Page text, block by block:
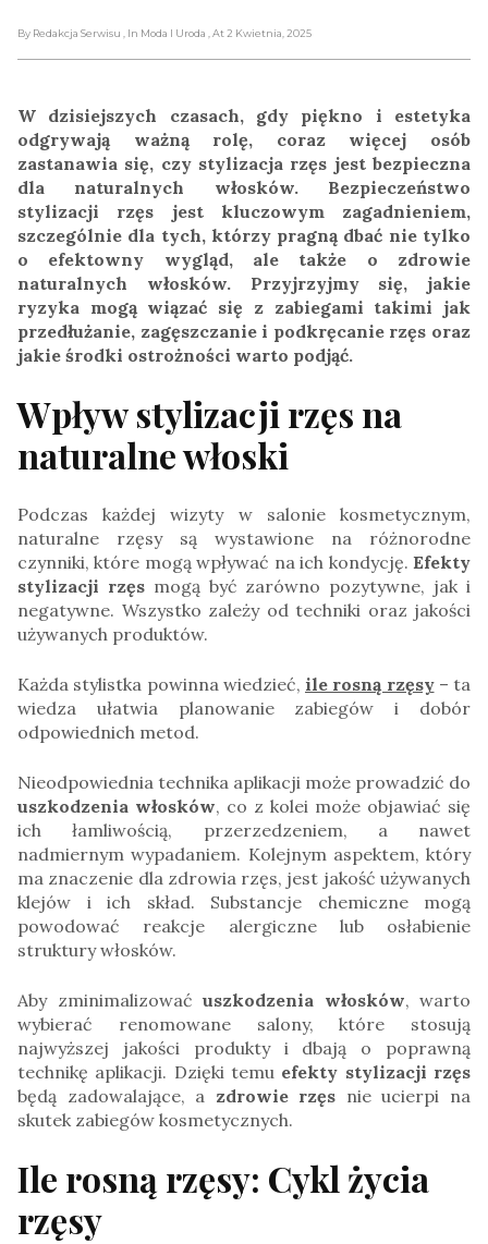
By Redakcja Serwisu , In Moda I Uroda , At 2 Kwietnia, 2025
W dzisiejszych czasach, gdy piękno i estetyka
odgrywają ważną rolę, coraz więcej osób
zastanawia się, czy stylizacja rzęs jest bezpieczna
dla naturalnych włosków. Bezpieczeństwo
stylizacji rzęs jest kluczowym zagadnieniem,
szczególnie dla tych, którzy pragną dbać nie tylko
o efektowny wygląd, ale także o zdrowie
naturalnych włosków. Przyjrzyjmy się, jakie
ryzyka mogą wiązać się z zabiegami takimi jak
przedłużanie, zagęszczanie i podkręcanie rzęs oraz
jakie środki ostrożności warto podjąć.
Wpływ stylizacji rzęs na
naturalne włoski
Podczas każdej wizyty w salonie kosmetycznym,
naturalne rzęsy są wystawione na różnorodne
czynniki, które mogą wpływać na ich kondycję. Efekty
stylizacji rzęsmogą być zarówno pozytywne, jak i
negatywne. Wszystko zależy od techniki oraz jakości
używanych produktów.
Każda stylistka powinna wiedzieć, ile rosną rzęsy– ta
wiedza ułatwia planowanie zabiegów i dobór
odpowiednich metod.
Nieodpowiednia technika aplikacji może prowadzić do
uszkodzenia włosków, co z kolei może objawiać się
ich łamliwością, przerzedzeniem, a nawet
nadmiernym wypadaniem. Kolejnym aspektem, który
ma znaczenie dla zdrowia rzęs, jest jakość używanych
klejów i ich skład. Substancje chemiczne mogą
powodować reakcje alergiczne lub osłabienie
struktury włosków.
Aby zminimalizować uszkodzenia włosków, warto
wybierać renomowane salony, które stosują
najwyższej jakości produkty i dbają o poprawną
technikę aplikacji. Dzięki temu efekty stylizacji rzęs
będą zadowalające, a zdrowie rzęs nie ucierpi na
skutek zabiegów kosmetycznych.
Ile rosną rzęsy: Cykl życia
rzęsy